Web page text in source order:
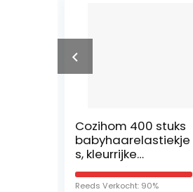
Cozihom 400 stuks
babyhaarelastiekje
s, kleurrijke
haarelastiekjes voor
peuters, zuigelingen,
Reeds Verkocht: 90%